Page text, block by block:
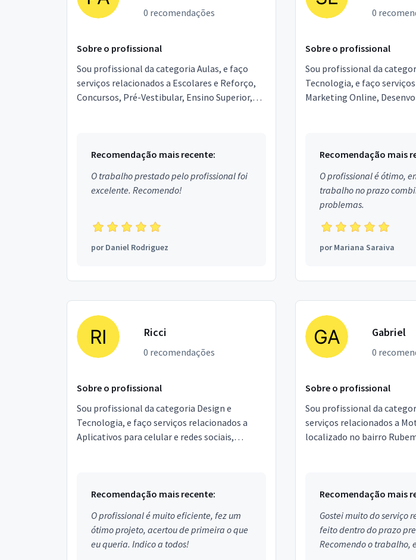
0 recomendações
Sobre o profissional
Sou profissional da categoria Aulas, e faço
serviços relacionados a Escolares e Reforço,
Concursos, Pré-Vestibular, Ensino Superior,
Recomendação mais recente:
O trabalho prestado pelo profissional foi
excelente. Recomendo!
porDaniel Rodriguez
0
Sobre o profissional
Sou profissional da
Tecnologia, e faço
Marketing Online,
Recomendação mais
O profissional é ótimo,
trabalho no prazo
problemas.
porMariana Saraiva
Ricci
0 recomendações
Sobre o profissional
Sou profissional da categoria Design e
Tecnologia, e faço serviços relacionados a
Aplicativos para celular e redes sociais,
Recomendação mais recente:
O profissional é muito eficiente, fez um
ótimo projeto, acertou de primeira o que
eu queria. Indico a todos!
Gabriel
0
Sobre o profissional
Sou profissional da
serviços relacionados a
localizado no bairro
Recomendação mais
Gostei muito do serviço
feito dentro do prazo
Recomendo o trabalho,